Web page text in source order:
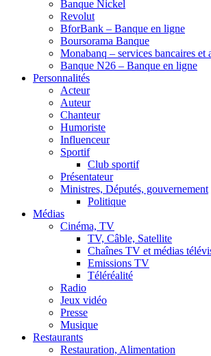
Banque Nickel
Revolut
BforBank – Banque en ligne
Boursorama Banque
Monabanq – services bancaires et
Banque N26 – Banque en ligne
Personnalités
Acteur
Auteur
Chanteur
Humoriste
Influenceur
Sportif
Club sportif
Présentateur
Ministres, Députés, gouvernement
Politique
Médias
Cinéma, TV
TV, Câble, Satellite
Chaînes TV et médias
Emissions TV
Téléréalité
Radio
Jeux vidéo
Presse
Musique
Restaurants
Restauration, Alimentation